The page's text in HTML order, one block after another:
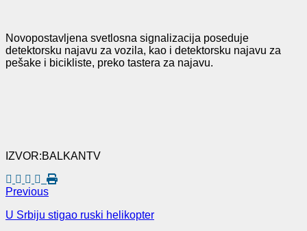
Novopostavljena svetlosna signalizacija poseduje
detektorsku najavu za vozila, kao i detektorsku najavu za
pešake i bicikliste, preko tastera za najavu.
IZVOR:BALKANTV
Previous
U Srbiju stigao ruski helikopter